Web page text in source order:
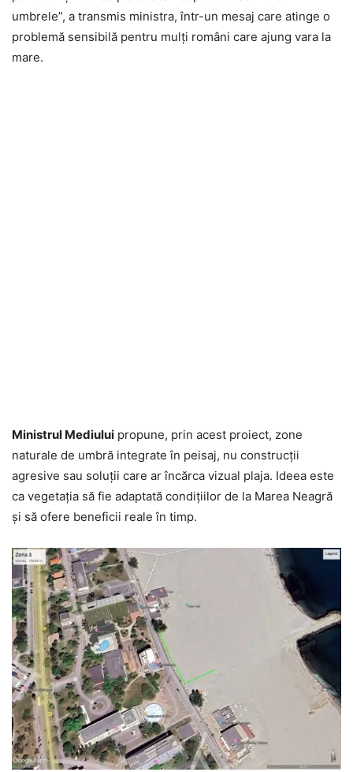
umbrele”, a transmis ministra, într-un mesaj care atinge o
problemă sensibilă pentru mulți români care ajung vara la
mare.
Ministrul Mediului propune, prin acest proiect, zone
naturale de umbră integrate în peisaj, nu construcții
agresive sau soluții care ar încărca vizual plaja. Ideea este
ca vegetația să fie adaptată condițiilor de la Marea Neagră
și să ofere beneficii reale în timp.